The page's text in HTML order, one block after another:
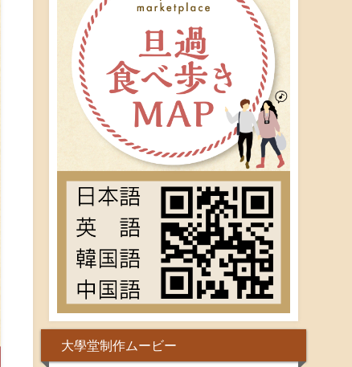
大學堂制作ムービー